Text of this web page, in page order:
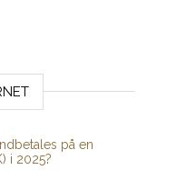
på en
i 2025?